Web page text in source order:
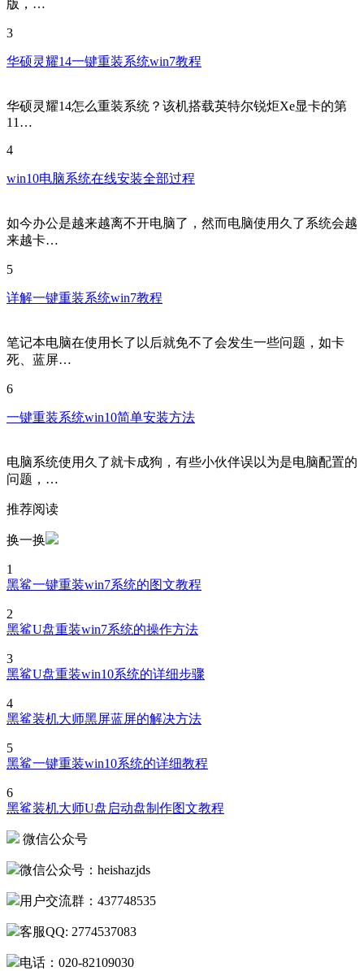
版，…
3
华硕灵耀14一键重装系统win7教程
华硕灵耀14怎么重装系统？该机搭载英特尔锐炬Xe显卡的第
11…
4
win10电脑系统在线安装全部过程
如今办公是越来越离不开电脑了，然而电脑使用久了系统会越
来越卡…
5
详解一键重装系统win7教程
笔记本电脑在使用长了以后就免不了会发生一些问题，如卡
死、蓝屏…
6
一键重装系统win10简单安装方法
电脑系统使用久了就卡成狗，有些小伙伴误以为是电脑配置的
问题，…
推荐阅读
换一换
1
黑鲨一键重装win7系统的图文教程
2
黑鲨U盘重装win7系统的操作方法
3
黑鲨U盘重装win10系统的详细步骤
4
黑鲨装机大师黑屏蓝屏的解决方法
5
黑鲨一键重装win10系统的详细教程
6
黑鲨装机大师U盘启动盘制作图文教程
微信公众号
微信公众号：heishazjds
用户交流群：437748535
客服QQ: 2774537083
电话：020-82109030